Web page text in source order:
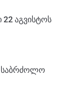
აგვისტოს
საბრძოლო